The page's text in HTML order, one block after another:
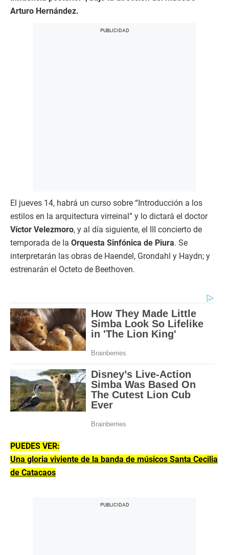
Arturo Hernández.
El jueves 14, habrá un curso sobre “Introducción a los
estilos en la arquitectura virreinal” y lo dictará el doctor
Víctor Velezmoro, y al día siguiente, el III concierto de
temporada de la Orquesta Sinfónica de Piura. Se
interpretarán las obras de Haendel, Grondahl y Haydn; y
estrenarán el Octeto de Beethoven.
PUEDES VER:
Una gloria viviente de la banda de músicos Santa Cecilia
de Catacaos